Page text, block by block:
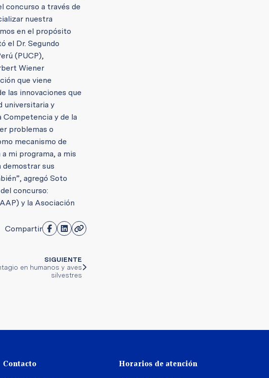
concurso a través de
nuestra
en el propósito
el Dr. Segundo
(PUCP),
Wiener
que viene
las innovaciones que
universitaria y
Competencia y de la
problemas o
mecanismo de
mi programa, a mis
demostrar sus
agregó Soto
concurso:
y la Asociación
Compartir
SIGUIENTE
en humanos y aves
silvestres
Contacto Horarios de atención